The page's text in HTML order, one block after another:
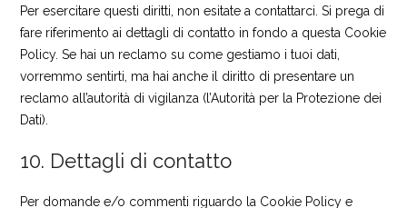
Per esercitare questi diritti, non esitate a contattarci. Si prega di
fare riferimento ai dettagli di contatto in fondo a questa Cookie
Policy. Se hai un reclamo su come gestiamo i tuoi dati,
vorremmo sentirti, ma hai anche il diritto di presentare un
reclamo all’autorità di vigilanza (l’Autorità per la Protezione dei
Dati).
10. Dettagli di contatto
Per domande e/o commenti riguardo la Cookie Policy e